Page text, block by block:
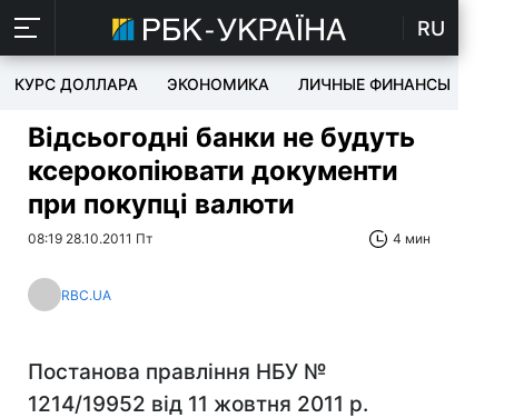
RU
КУРС ДОЛЛАРА ЭКОНОМИКА ЛИЧНЫЕ ФИНАНСЫ
Відсьогодні банки не будуть
ксерокопіювати документи
при покупці валюти
08:19 28.10.2011 Пт 4 мин
RBC.UA
Постанова правління НБУ №
1214/19952 від 11 жовтня 2011 р.